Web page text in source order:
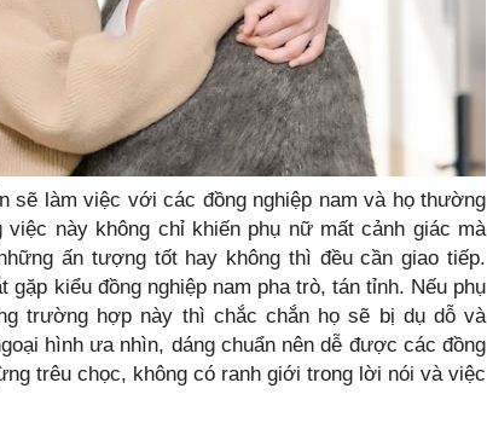
sẽ làm việc với các đồng nghiệp nam và họ thường
việc này không chỉ khiến phụ nữ mất cảnh giác mà
ấn tượng tốt hay không thì đều cần giao tiếp.
gặp kiểu đồng nghiệp nam pha trò, tán tỉnh. Nếu phụ
trường hợp này thì chắc chắn họ sẽ bị dụ dỗ và
hình ưa nhìn, dáng chuẩn nên dễ được các đồng
trêu chọc, không có ranh giới trong lời nói và việc